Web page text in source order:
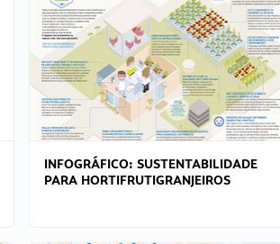
INFOGRÁFICO: SUSTENTABILIDADE
PARA HORTIFRUTIGRANJEIROS